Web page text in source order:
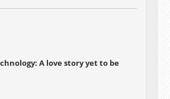
A love story yet to be